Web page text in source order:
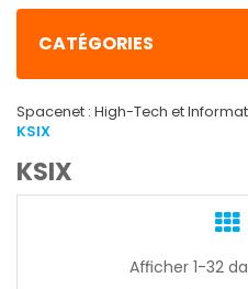
CATÉGORIES
Spacenet : High-Tech et
KSIX
KSIX
Afficher 1-32